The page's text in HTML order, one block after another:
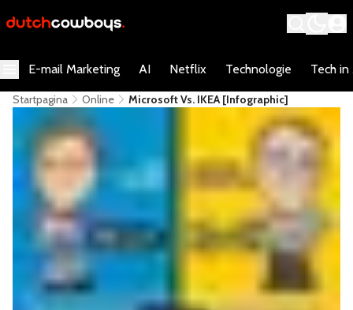
E-mail Marketing AI Netflix Technologie Tech in
Startpagina Online Microsoft Vs. IKEA [Infographic]